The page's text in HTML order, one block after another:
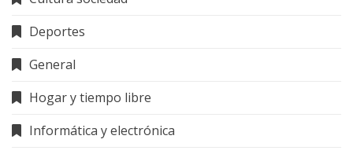
Deportes
General
Hogar y tiempo libre
Informática y electrónica